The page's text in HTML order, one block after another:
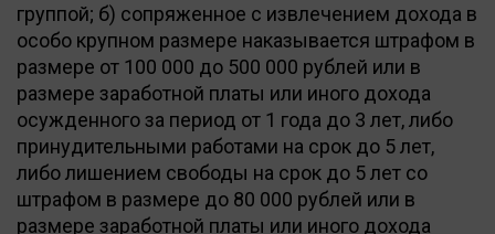
группой; б) сопряженное с извлечением дохода в
особо крупном размере наказывается штрафом в
размере от 100 000 до 500 000 рублей или в
размере заработной платы или иного дохода
осужденного за период от 1 года до 3 лет, либо
принудительными работами на срок до 5 лет,
либо лишением свободы на срок до 5 лет со
штрафом в размере до 80 000 рублей или в
размере заработной платы или иного дохода